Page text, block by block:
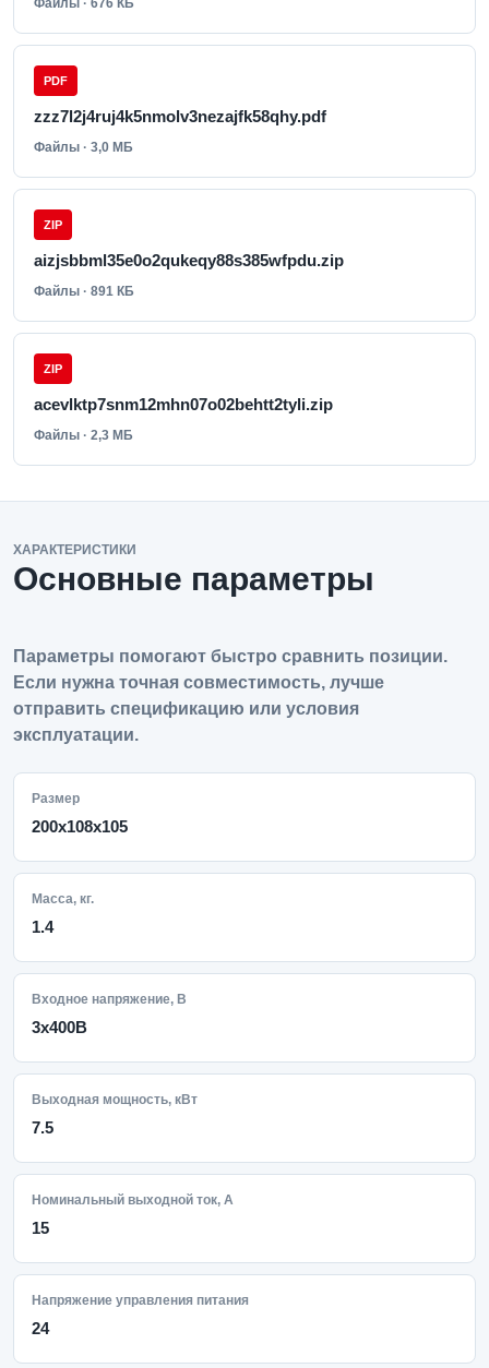
Файлы · 676 КБ
PDF
zzz7l2j4ruj4k5nmolv3nezajfk58qhy.pdf
Файлы · 3,0 МБ
ZIP
aizjsbbml35e0o2qukeqy88s385wfpdu.zip
Файлы · 891 КБ
ZIP
acevlktp7snm12mhn07o02behtt2tyli.zip
Файлы · 2,3 МБ
ХАРАКТЕРИСТИКИ
Основные параметры
Параметры помогают быстро сравнить позиции.
Если нужна точная совместимость, лучше
отправить спецификацию или условия
эксплуатации.
Размер
200х108х105
Масса, кг.
1.4
Входное напряжение, В
3x400В
Выходная мощность, кВт
7.5
Номинальный выходной ток, А
15
Напряжение управления питания
24